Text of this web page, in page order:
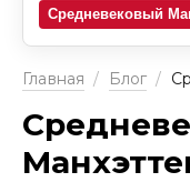
Средневековый
Главная / Блог /